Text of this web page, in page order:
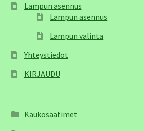
Lampun asennus
Lampun asennus
Lampun valinta
Yhteystiedot
KIRJAUDU
Kaukosäätimet